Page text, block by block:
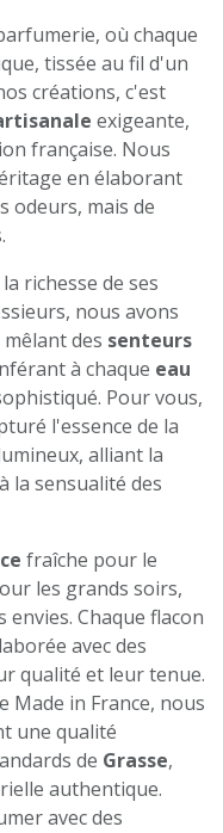
où chaque
tissée au fil d'un
créations, c'est
exigeante,
française. Nous
en élaborant
odeurs, mais de
richesse de ses
nous avons
des senteurs
à chaque eau
Pour vous,
l'essence de la
alliant la
à la sensualité des
fraîche pour le
les grands soirs,
Chaque flacon
avec des
qualité et leur tenue.
Made in France, nous
une qualité
de Grasse,
authentique.
avec des